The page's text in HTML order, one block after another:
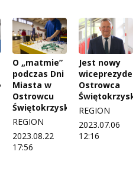
O „matmie”
podczas Dni
Miasta w
Ostrowcu
Świętokrzyskim
REGION
2023.08.22
17:56
Jest nowy
Ostrowca
REGION
2023.07.06
12:16